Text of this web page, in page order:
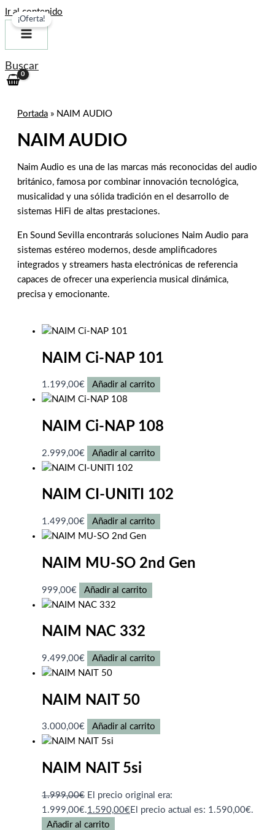
Ir al contenido
Buscar
Portada » NAIM AUDIO
NAIM AUDIO
Naim Audio es una de las marcas más reconocidas del audio
británico, famosa por combinar innovación tecnológica,
musicalidad y una sólida tradición en el desarrollo de
sistemas HiFi de altas prestaciones.
En Sound Sevilla encontrarás soluciones Naim Audio para
sistemas estéreo modernos, desde amplificadores
integrados y streamers hasta electrónicas de referencia
capaces de ofrecer una experiencia musical dinámica,
precisa y emocionante.
NAIM Ci-NAP 101
1.199,00€ Añadir al carrito
NAIM Ci-NAP 108
2.999,00€ Añadir al carrito
NAIM CI-UNITI 102
1.499,00€ Añadir al carrito
NAIM MU-SO 2nd Gen
999,00€ Añadir al carrito
NAIM NAC 332
9.499,00€ Añadir al carrito
NAIM NAIT 50
3.000,00€ Añadir al carrito
¡Oferta!
NAIM NAIT 5si
1.999,00€ El precio original era:
1.999,00€.1.590,00€El precio actual es: 1.590,00€.
Añadir al carrito